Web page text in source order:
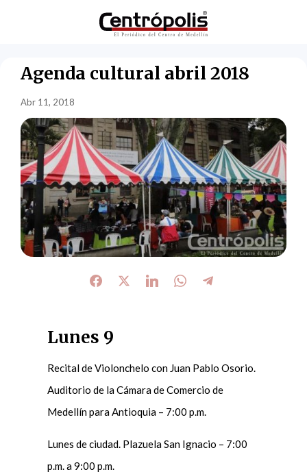
Agenda cultural abril 2018
Abr 11, 2018
Lunes 9
Recital de Violonchelo con Juan Pablo Osorio.
Auditorio de la Cámara de Comercio de
Medellín para Antioquia – 7:00 p.m.
Lunes de ciudad. Plazuela San Ignacio – 7:00
p.m. a 9:00 p.m.